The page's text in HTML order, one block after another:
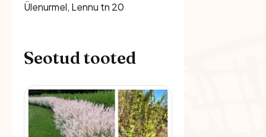
Ülenurmel, Lennu tn 20
Seotud tooted